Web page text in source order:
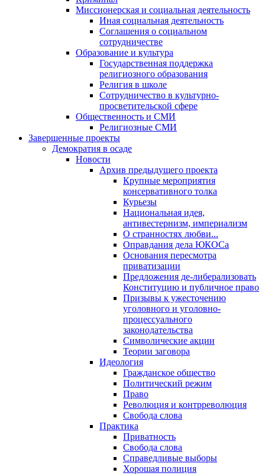
Миссионерская и социальная деятельность
Иная социальная деятельность
Соглашения о социальном
сотрудничестве
Образование и культура
Государственная поддержка
религиозного образования
Религия в школе
Сотрудничество в культурно-
просветительской сфере
Общественность и СМИ
Религиозные СМИ
Завершенные проекты
Демократия в осаде
Новости
Архив предыдущего проекта
Крупные мероприятия
консервативного толка
Курьезы
Национальная идея,
антивестернизм, империализм
О странностях любви...
Оправдания дела ЮКОСа
Основания пересмотра
приватизации
Предложения де-либерализовать
Конституцию и публичное право
Призывы к ужесточению
уголовного и уголовно-
процессуального
законодательства
Символические акции
Теории заговора
Идеология
Гражданское общество
Политический режим
Право
Революция и контрреволюция
Свобода слова
Практика
Приватность
Свобода слова
Справедливые выборы
Хорошая полиция